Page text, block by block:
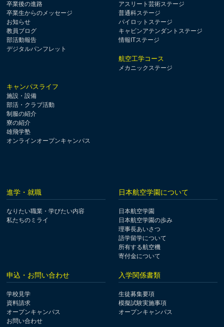
卒業後の進路
卒業生からのメッセージ
お知らせ
教員ブログ
部活動報告
デジタルパンフレット
アスリート芸術ステージ
普通科ステージ
パイロットステージ
キャビンアテンダントステージ
情報ITステージ
航空工学コース
メカニックステージ
キャンパスライフ
施設・設備
部活・クラブ活動
制服の紹介
寮の紹介
雄飛学塾
オンラインオープンキャンパス
進学・就職
なりたい職業・学びたい内容
私たちのミライ
日本航空学園について
日本航空学園
日本航空学園の歩み
理事長あいさつ
語学留学について
所有する航空機
寄付金について
申込・お問い合わせ
学校見学
資料請求
オープンキャンパス
お問い合わせ
入学関係書類
生徒募集要項
模擬試験実施事項
オープンキャンパス